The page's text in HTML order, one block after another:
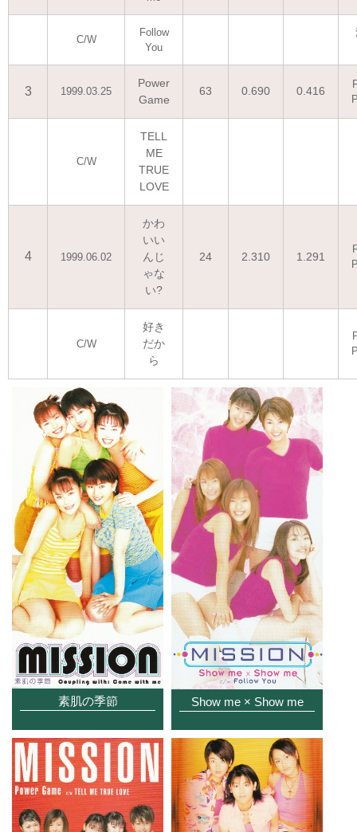
C/W
Follow
You
3 1999.03.25
Power
Game
63 0.690 0.416
C/W
TELL
ME
TRUE
LOVE
4 1999.06.02
かわ
いい
んじ
ゃな
い?
24 2.310 1.291
C/W
好き
だか
ら
素肌の季節 Show me × Show me